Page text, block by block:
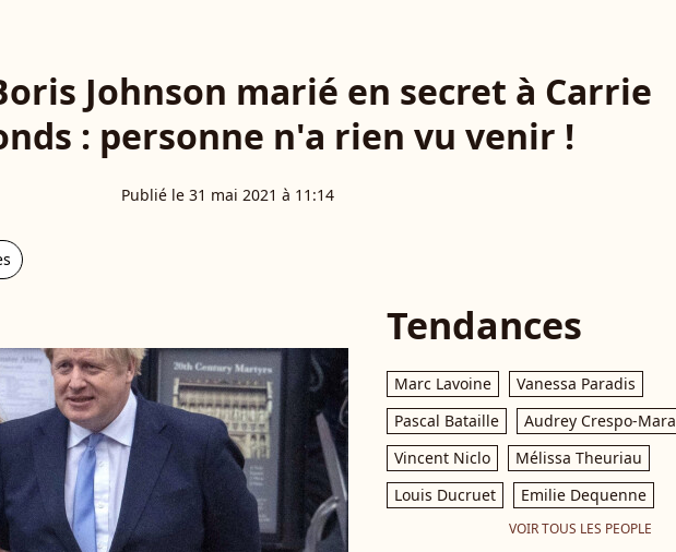
Johnson marié en secret à Carrie
: personne n'a rien vu venir !
Publié le 31 mai 2021 à 11:14
Tendances
Marc Lavoine
Vanessa Paradis
Pascal Bataille
Audrey Crespo-Mara
Vincent Niclo
Mélissa Theuriau
Louis Ducruet
Emilie Dequenne
VOIR TOUS LES PEOPLE